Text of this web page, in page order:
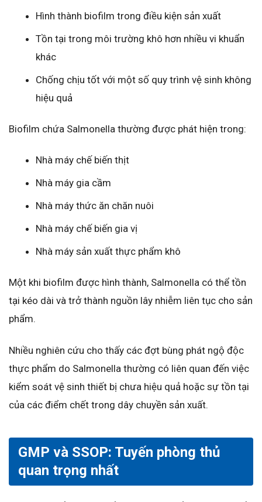
Hình thành biofilm trong điều kiện sản xuất
Tồn tại trong môi trường khô hơn nhiều vi khuẩn
khác
Chống chịu tốt với một số quy trình vệ sinh không
hiệu quả
Biofilm chứa Salmonella thường được phát hiện trong:
Nhà máy chế biến thịt
Nhà máy gia cầm
Nhà máy thức ăn chăn nuôi
Nhà máy chế biến gia vị
Nhà máy sản xuất thực phẩm khô
Một khi biofilm được hình thành, Salmonella có thể tồn
tại kéo dài và trở thành nguồn lây nhiễm liên tục cho sản
phẩm.
Nhiều nghiên cứu cho thấy các đợt bùng phát ngộ độc
thực phẩm do Salmonella thường có liên quan đến việc
kiểm soát vệ sinh thiết bị chưa hiệu quả hoặc sự tồn tại
của các điểm chết trong dây chuyền sản xuất.
GMP và SSOP: Tuyến phòng thủ
quan trọng nhất